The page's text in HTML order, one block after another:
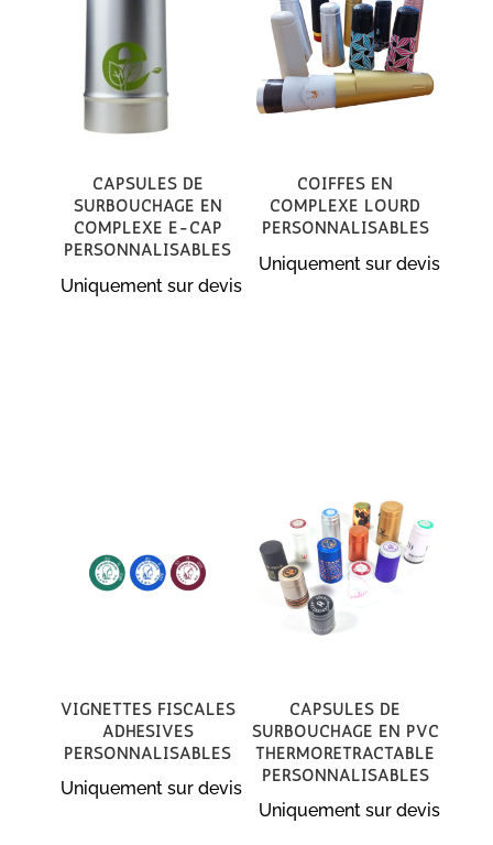
Capsules de
surbouchage en
Complexe E-CAP
personnalisables
Uniquement sur devis
Coiffes en
complexe lourd
personnalisables
Uniquement sur devis
Vignettes fiscales
adhésives
personnalisables
Uniquement sur devis
Capsules de
surbouchage en PVC
thermorétractable
personnalisables
Uniquement sur devis